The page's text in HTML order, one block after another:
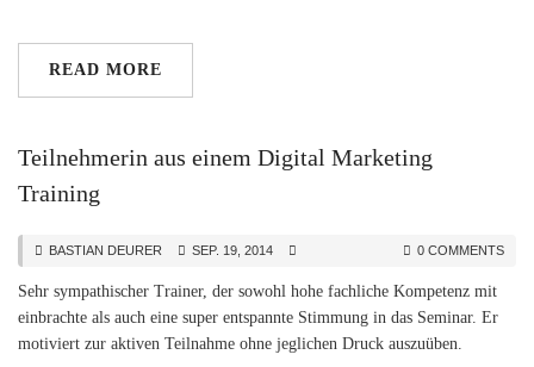
READ MORE
Teilnehmerin aus einem Digital Marketing
Training
BASTIAN DEURER SEP. 19, 2014 0 COMMENTS
Sehr sympathischer Trainer, der sowohl hohe fachliche Kompetenz mit
einbrachte als auch eine super entspannte Stimmung in das Seminar. Er
motiviert zur aktiven Teilnahme ohne jeglichen Druck auszuüben.